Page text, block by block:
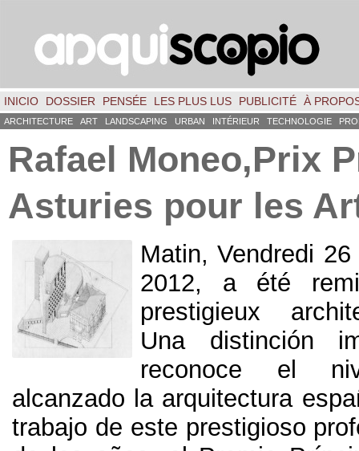
INICIO DOSSIER PENSÉE LES PLUS LUS PUBLICITÉ À
ARCHITECTURE ART LANDSCAPING URBAN INTÉRIEUR TECHNOLOGIE
Rafael Moneo,Prix
Asturies pour les
Matin, Vendredi
2012, a été
prestigieux
Una distinción
reconoce el
alcanzado la arquitectura
trabajo de este prestigioso